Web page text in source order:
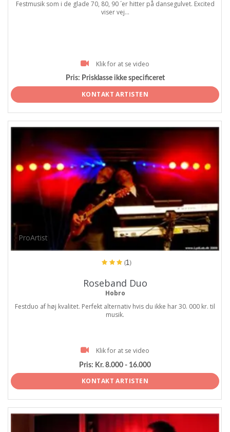
Festmusik som i de glade 70, 80, 90 ´er hitter på dansegulvet. Excited
viser vej...
Klik for at se video
Pris: Prisklasse ikke specificeret
KONTAKT ARTISTEN
ProArtist
(1)
Roseband Duo
Hobro
Festduo af høj kvalitet. Perfekt alternativ hvis du ikke har 30. 000 kr. til
musik.
Klik for at se video
Pris: Kr. 8.000 - 16.000
KONTAKT ARTISTEN